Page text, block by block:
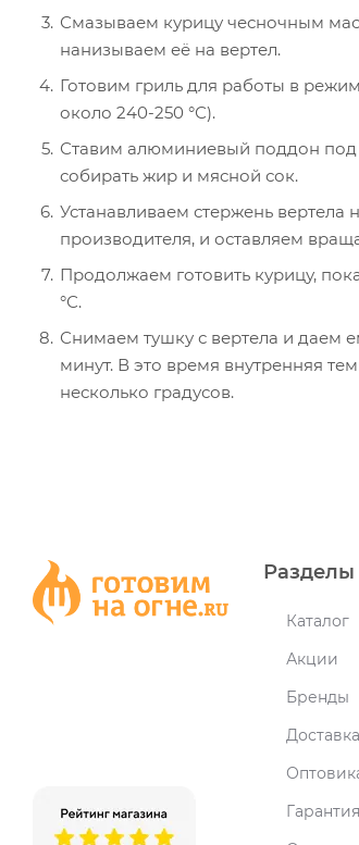
Смазываем курицу чесночным
нанизываем её на вертел.
Готовим гриль для работы в
около 240-250 °С).
Ставим алюминиевый поддон под
собирать жир и мясной сок.
Устанавливаем стержень вертела
производителя, и оставляем
Продолжаем готовить курицу,
°С.
Снимаем тушку с вертела и даем
минут. В это время внутренняя
несколько градусов.
Разделы
Каталог
Акции
Бренды